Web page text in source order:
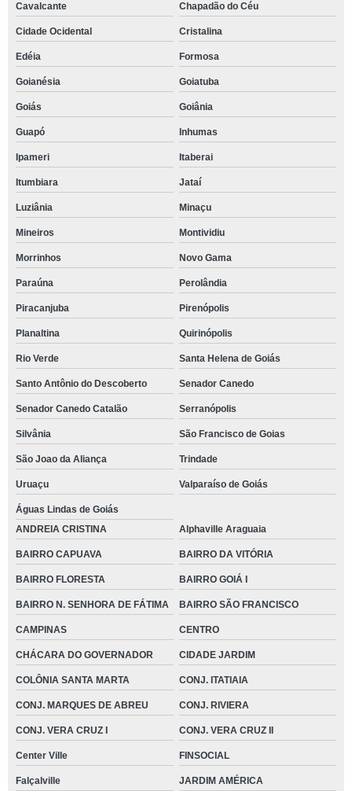
Cavalcante Chapadão do Céu
Cidade Ocidental Cristalina
Edéia Formosa
Goianésia Goiatuba
Goiás Goiânia
Guapó Inhumas
Ipameri Itaberai
Itumbiara Jataí
Luziânia Minaçu
Mineiros Montividiu
Morrinhos Novo Gama
Paraúna Perolândia
Piracanjuba Pirenópolis
Planaltina Quirinópolis
Rio Verde Santa Helena de Goiás
Santo Antônio do Descoberto Senador Canedo
Senador Canedo Catalão Serranópolis
Silvânia São Francisco de Goias
São Joao da Aliança Trindade
Uruaçu Valparaíso de Goiás
Águas Lindas de Goiás
ANDREIA CRISTINA
Alphaville Araguaia
BAIRRO CAPUAVA BAIRRO DA VITÓRIA
BAIRRO FLORESTA BAIRRO GOIÁ I
BAIRRO N. SENHORA DE FÁTIMA BAIRRO SÃO FRANCISCO
CAMPINAS CENTRO
CHÁCARA DO GOVERNADOR CIDADE JARDIM
COLÔNIA SANTA MARTA CONJ. ITATIAIA
CONJ. MARQUES DE ABREU CONJ. RIVIERA
CONJ. VERA CRUZ I CONJ. VERA CRUZ II
Center Ville FINSOCIAL
Falçalville JARDIM AMÉRICA